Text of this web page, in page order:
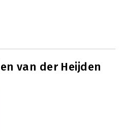
van der Heijden